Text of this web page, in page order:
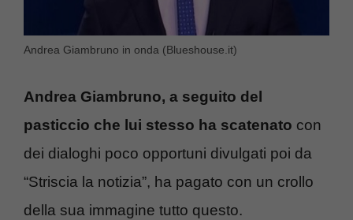
Andrea Giambruno in onda (Blueshouse.it)
Andrea Giambruno, a seguito del
pasticcio che lui stesso ha scatenato con
dei dialoghi poco opportuni divulgati poi da
“Striscia la notizia”, ha pagato con un crollo
della sua immagine tutto questo.